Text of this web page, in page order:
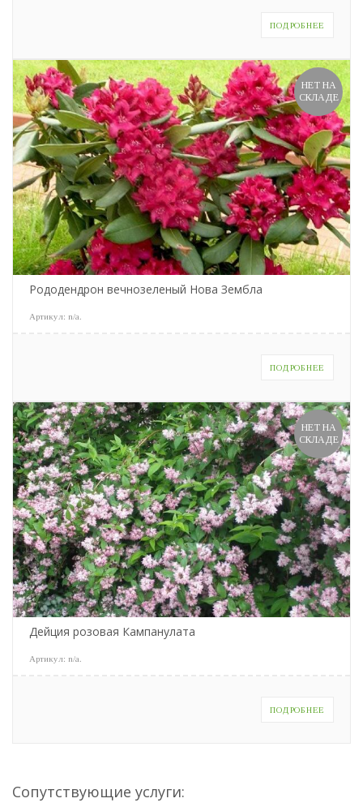
ПОДРОБНЕЕ
НЕТ НА
СКЛАДЕ
Рододендрон вечнозеленый Нова Зембла
Артикул: n/a
ПОДРОБНЕЕ
НЕТ НА
СКЛАДЕ
Дейция розовая Кампанулата
Артикул: n/a
ПОДРОБНЕЕ
Сопутствующие услуги: